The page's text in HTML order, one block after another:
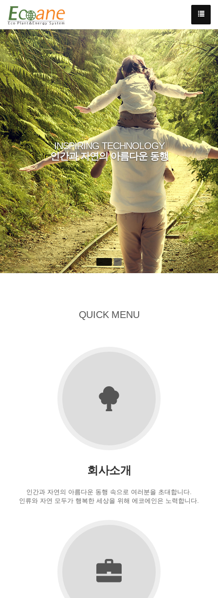
INSPIRING TECHNOLOGY
인간과 자연의 아름다운 동행
QUICK MENU
회사소개
인간과 자연의 아름다운 동행 속으로 여러분을 초대합니다.
인류와 자연 모두가 행복한 세상을 위해 에코에인은 노력합니다.